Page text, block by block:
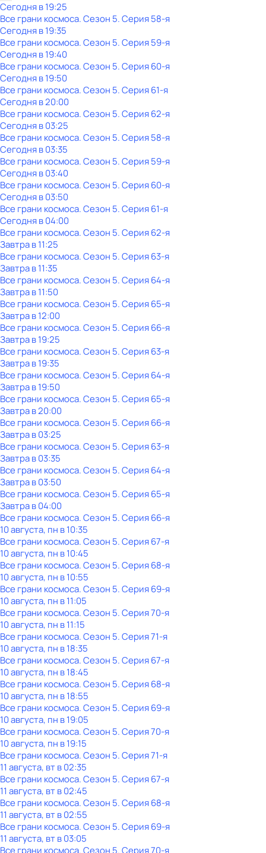
Сегодня в 19:25
Все грани космоса. Сезон 5. Серия 58-я
Сегодня в 19:35
Все грани космоса. Сезон 5. Серия 59-я
Сегодня в 19:40
Все грани космоса. Сезон 5. Серия 60-я
Сегодня в 19:50
Все грани космоса. Сезон 5. Серия 61-я
Сегодня в 20:00
Все грани космоса. Сезон 5. Серия 62-я
Сегодня в 03:25
Все грани космоса. Сезон 5. Серия 58-я
Сегодня в 03:35
Все грани космоса. Сезон 5. Серия 59-я
Сегодня в 03:40
Все грани космоса. Сезон 5. Серия 60-я
Сегодня в 03:50
Все грани космоса. Сезон 5. Серия 61-я
Сегодня в 04:00
Все грани космоса. Сезон 5. Серия 62-я
Завтра в 11:25
Все грани космоса. Сезон 5. Серия 63-я
Завтра в 11:35
Все грани космоса. Сезон 5. Серия 64-я
Завтра в 11:50
Все грани космоса. Сезон 5. Серия 65-я
Завтра в 12:00
Все грани космоса. Сезон 5. Серия 66-я
Завтра в 19:25
Все грани космоса. Сезон 5. Серия 63-я
Завтра в 19:35
Все грани космоса. Сезон 5. Серия 64-я
Завтра в 19:50
Все грани космоса. Сезон 5. Серия 65-я
Завтра в 20:00
Все грани космоса. Сезон 5. Серия 66-я
Завтра в 03:25
Все грани космоса. Сезон 5. Серия 63-я
Завтра в 03:35
Все грани космоса. Сезон 5. Серия 64-я
Завтра в 03:50
Все грани космоса. Сезон 5. Серия 65-я
Завтра в 04:00
Все грани космоса. Сезон 5. Серия 66-я
10 августа, пн в 10:35
Все грани космоса. Сезон 5. Серия 67-я
10 августа, пн в 10:45
Все грани космоса. Сезон 5. Серия 68-я
10 августа, пн в 10:55
Все грани космоса. Сезон 5. Серия 69-я
10 августа, пн в 11:05
Все грани космоса. Сезон 5. Серия 70-я
10 августа, пн в 11:15
Все грани космоса. Сезон 5. Серия 71-я
10 августа, пн в 18:35
Все грани космоса. Сезон 5. Серия 67-я
10 августа, пн в 18:45
Все грани космоса. Сезон 5. Серия 68-я
10 августа, пн в 18:55
Все грани космоса. Сезон 5. Серия 69-я
10 августа, пн в 19:05
Все грани космоса. Сезон 5. Серия 70-я
10 августа, пн в 19:15
Все грани космоса. Сезон 5. Серия 71-я
11 августа, вт в 02:35
Все грани космоса. Сезон 5. Серия 67-я
11 августа, вт в 02:45
Все грани космоса. Сезон 5. Серия 68-я
11 августа, вт в 02:55
Все грани космоса. Сезон 5. Серия 69-я
11 августа, вт в 03:05
Все грани космоса. Сезон 5. Серия 70-я